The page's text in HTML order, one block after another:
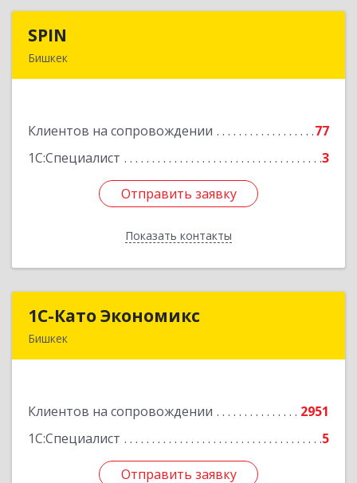
SPIN
Бишкек
Клиентов на сопровождении
77
1С:Специалист
3
Отправить заявку
Показать контакты
Подробнее
Отправить заявку
Назад
1С-Като Экономикс
Бишкек
Клиентов на сопровождении
2951
1С:Специалист
5
Отправить заявку
1С-Като Экономикс
Подробнее
Отправить заявку